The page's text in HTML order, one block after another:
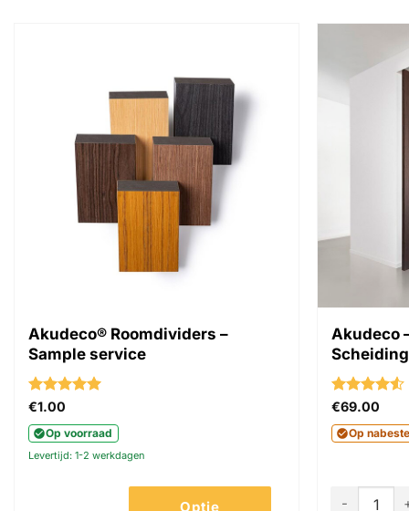
Akudeco® Roomdividers –
Sample service
Gewaardeerd
€1.00
Op voorraad
Levertijd: 1-2 werkdagen
Optie
Akudeco
Gewaardeerd
€69.00
Op
Akudeco -